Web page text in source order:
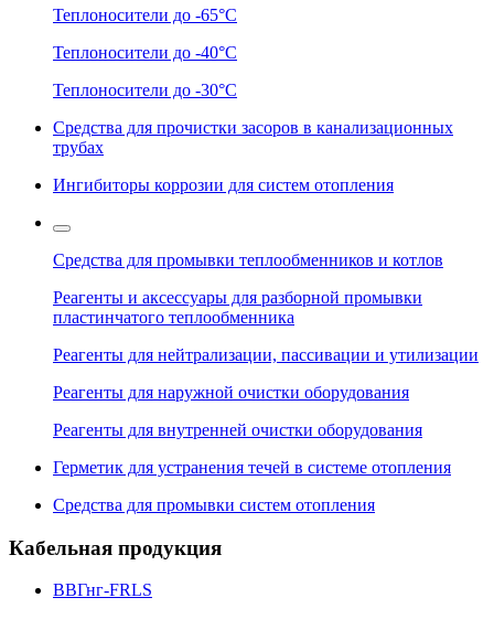
Теплоносители до -65°C
Теплоносители до -40°C
Теплоносители до -30°C
Средства для прочистки засоров в канализационных
трубах
Ингибиторы коррозии для систем отопления
Средства для промывки теплообменников и котлов
Реагенты и аксессуары для разборной промывки
пластинчатого теплообменника
Реагенты для нейтрализации, пассивации и утилизации
Реагенты для наружной очистки оборудования
Реагенты для внутренней очистки оборудования
Герметик для устранения течей в системе отопления
Средства для промывки систем отопления
Кабельная продукция
ВВГнг-FRLS